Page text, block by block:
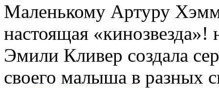
Маленькому Артуру
настоящая
Эмили Кливер создала
своего малыша в разных